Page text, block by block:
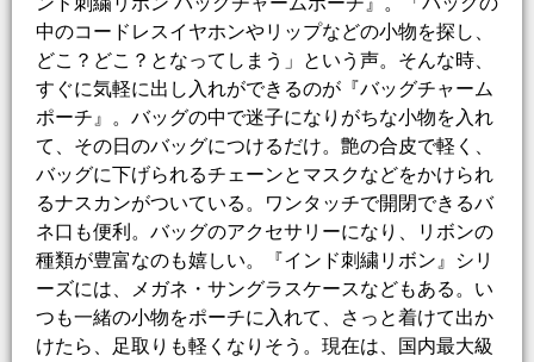
中のコードレスイヤホンやリップなどの小物を探し、
どこ？どこ？となってしまう」という声。そんな時、
すぐに気軽に出し入れができるのが『バッグチャーム
ポーチ』。バッグの中で迷子になりがちな小物を入れ
て、その日のバッグにつけるだけ。艶の合皮で軽く、
バッグに下げられるチェーンとマスクなどをかけられ
るナスカンがついている。ワンタッチで開閉できるバ
ネ口も便利。バッグのアクセサリーになり、リボンの
種類が豊富なのも嬉しい。『インド刺繍リボン』シリ
ーズには、メガネ・サングラスケースなどもある。い
つも一緒の小物をポーチに入れて、さっと着けて出か
けたら、足取りも軽くなりそう。現在は、国内最大級